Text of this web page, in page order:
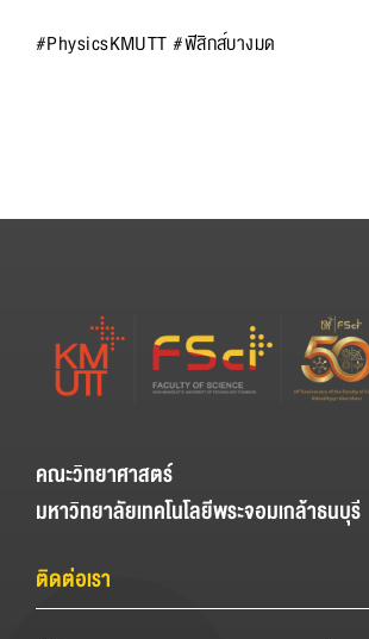
#PhysicsKMUTT#ฟิสิกส์บางมด
คณะวิทยาศาสตร์
มหาวิทยาลัยเทคโนโลยีพระจอมเกล้าธนบุรี
ติดต่อเรา